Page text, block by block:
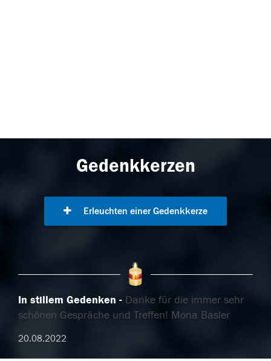
Gedenkkerzen
Erleuchten einer Gedenkkerze
In stillem Gedenken
Danke für die immer sehr
schönen Gespräche und Treffen! Mona Basler
20.08.2022